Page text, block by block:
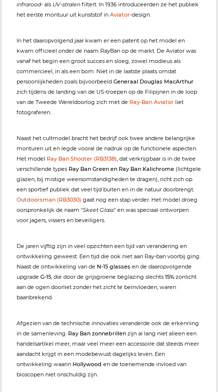
infrarood- als UV-stralen filtert. In 1936 introduceerden ze het publiek
het eerste montuur uit kunststof in Aviator-design.
In het daaropvolgend jaar kwam er een patent op het model en
kwam officieel onder de naam RayBan op de markt. De Aviator was
vanaf het begin een groot succes en sloeg, zowel modieus als
commercieel, in als een bom. Niet in de laatste plaats omdat
persoonlijkheden zoals bijvoorbeeld Generaal Douglas MacArthur
zich tijdens de landing van de US-troepen op de Filipijnen in de loop
van de Tweede Wereldoorlog zich met de Ray-Ban Aviator liet
fotograferen.
Naast het cultmodel bracht het bedrijf ook twee andere belangrijke
monturen uit en legde vooral de nadruk op de functionele aspecten.
Het model Ray Ban Shooter (RB3138), dat verkrijgbaar is in de twee
verschillende types Ray Ban Green en Ray Ban Kalichrome (lichtgele
glazen, bij mistige weersomstandigheden te dragen), richt zich op
een sportief publiek dat veel tijd buiten en in de natuur doorbrengt.
Outdoorsman (RB3030) gaat nog een stap verder. Het model droeg
oorspronkelijk de naam "Skeet Glass" en was speciaal ontworpen
voor jagers, vissers en beveiligers.
De jaren vijftig zijn in veel opzichten een tijd van verandering en
ontwikkeling geweest. Een tijd die ook niet aan Ray-ban voorbij ging.
Naast de ontwikkeling van de N-15 glasses en de daaropvolgende
upgrade G-15, die door de grijsgroene beglazing slechts 15% zonlicht
aan de ogen doorliet zonder het zicht te beïnvloeden, waren
baanbrekend.
Afgezien van de technische innovaties veranderde ook de erkenning
in de samenleving. Ray Ban zonnebrillen zijn al lang niet alleen een
handelsartikel meer, maar veel meer een accessoire dat steeds meer
aandacht krijgt in een modebewust dagelijks leven. Een
ontwikkeling waarin Hollywood en de toenemende invloed van
bioscopen niet onschuldig zijn.